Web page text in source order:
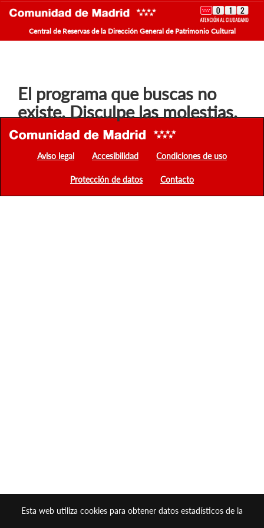
Central de Reservas de la Dirección General de Patrimonio Cultural
El programa que buscas no
existe. Disculpe las molestias.
Esta web utiliza cookies para obtener datos estadísticos de la
Aviso legal Accesibilidad Condiciones de uso
Protección de datos Contacto